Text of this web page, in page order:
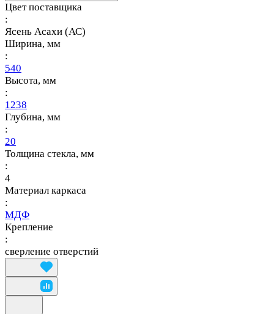
Цвет поставщика
:
Ясень Асахи (АС)
Ширина, мм
:
540
Высота, мм
:
1238
Глубина, мм
:
20
Толщина стекла, мм
:
4
Материал каркаса
:
МДФ
Крепление
:
сверление отверстий